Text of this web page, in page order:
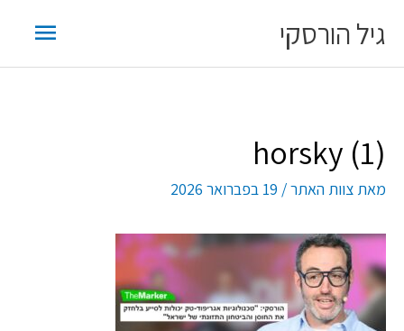
לתוכןגיל הורסקי
ראשי
horsky (1)
מאת צוות האתר/ 19 בפברואר 2026